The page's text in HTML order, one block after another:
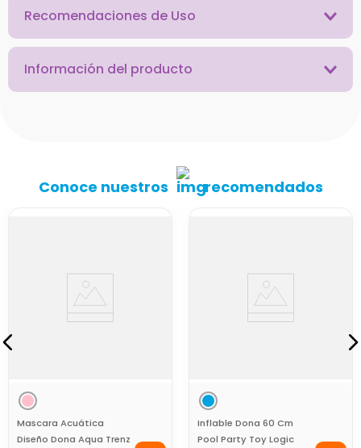
Recomendaciones de Uso
Información del producto
Conoce nuestros recomendados
Mascara Acuática
Diseño Dona Aqua Trenz
Inflable Dona 60 Cm
Pool Party Toy Logic